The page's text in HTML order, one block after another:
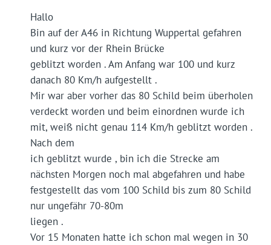
Hallo
Bin auf der A46 in Richtung Wuppertal gefahren
und kurz vor der Rhein Brücke
geblitzt worden . Am Anfang war 100 und kurz
danach 80 Km/h aufgestellt .
Mir war aber vorher das 80 Schild beim überholen
verdeckt worden und beim einordnen wurde ich
mit, weiß nicht genau 114 Km/h geblitzt worden .
Nach dem
ich geblitzt wurde , bin ich die Strecke am
nächsten Morgen noch mal abgefahren und habe
festgestellt das vom 100 Schild bis zum 80 Schild
nur ungefähr 70-80m
liegen .
Vor 15 Monaten hatte ich schon mal wegen in 30